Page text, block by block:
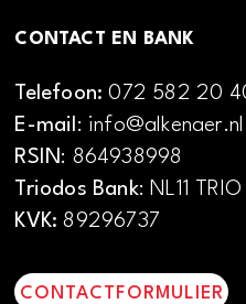
CONTACT EN BANK
Telefoon:072 582 20
E-mail: info@alkenaer.nl
RSIN: 864938998
Triodos Bank: NL11
KVK: 89296737
CONTACTFORMULIER